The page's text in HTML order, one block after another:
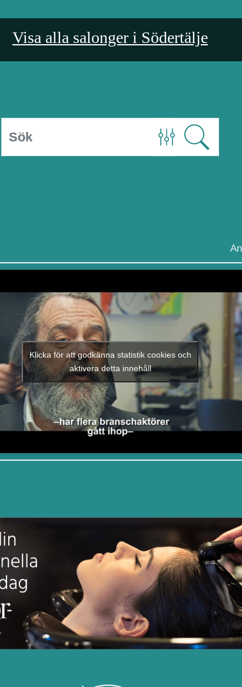
Visa alla salonger i Södertälje
Klicka för att godkänna statistik cookies och
aktivera detta innehåll